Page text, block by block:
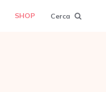
SHOP Cerca